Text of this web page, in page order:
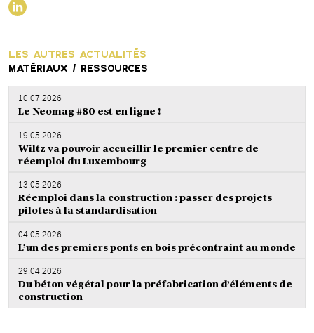
LES AUTRES ACTUALITÉS
MATÉRIAUX / RESSOURCES
10.07.2026
Le Neomag #80 est en ligne !
19.05.2026
Wiltz va pouvoir accueillir le premier centre de
réemploi du Luxembourg
13.05.2026
Réemploi dans la construction : passer des projets
pilotes à la standardisation
04.05.2026
L’un des premiers ponts en bois précontraint au monde
29.04.2026
Du béton végétal pour la préfabrication d’éléments de
construction